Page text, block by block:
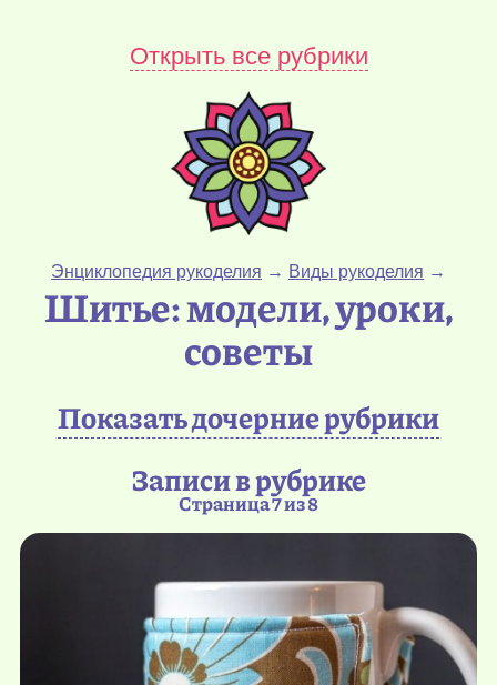
Открыть все рубрики
Энциклопедия рукоделия → Виды рукоделия →
Шитье: модели, уроки,
советы
Показать дочерние рубрики
Записи в рубрике
Страница 7 из 8